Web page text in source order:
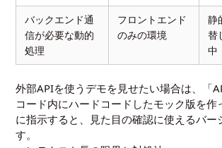
バックエンド通
信が必要な動的
処理
フロントエンド
のみの環境
静
替
中
外部APIを使うデモを見せたい場合は、「
コード内にハードコードしたモック版を作
に指示すると、見た目の確認に使えるバー
す。